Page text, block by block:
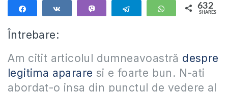
Telegram WhatsApp
632
SHARES
Întrebare:
Am citit articolul dumneavoastră despre
legitima aparare si e foarte bun. N-ati
abordat-o insa din punctul de vedere al